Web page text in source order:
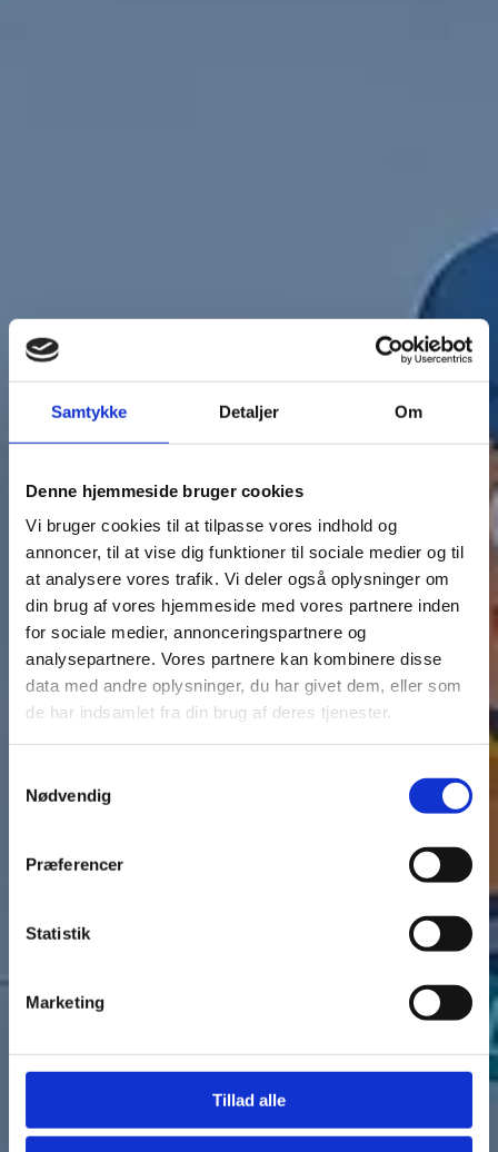
Samtykke Detaljer Om
Denne hjemmeside bruger cookies
Vi bruger cookies til at tilpasse vores indhold og
annoncer, til at vise dig funktioner til sociale medier og til
at analysere vores trafik. Vi deler også oplysninger om
din brug af vores hjemmeside med vores partnere inden
for sociale medier, annonceringspartnere og
analysepartnere. Vores partnere kan kombinere disse
data med andre oplysninger, du har givet dem, eller som
de har indsamlet fra din brug af deres tjenester.
Nødvendig
Præferencer
Statistik
Marketing
Tillad alle